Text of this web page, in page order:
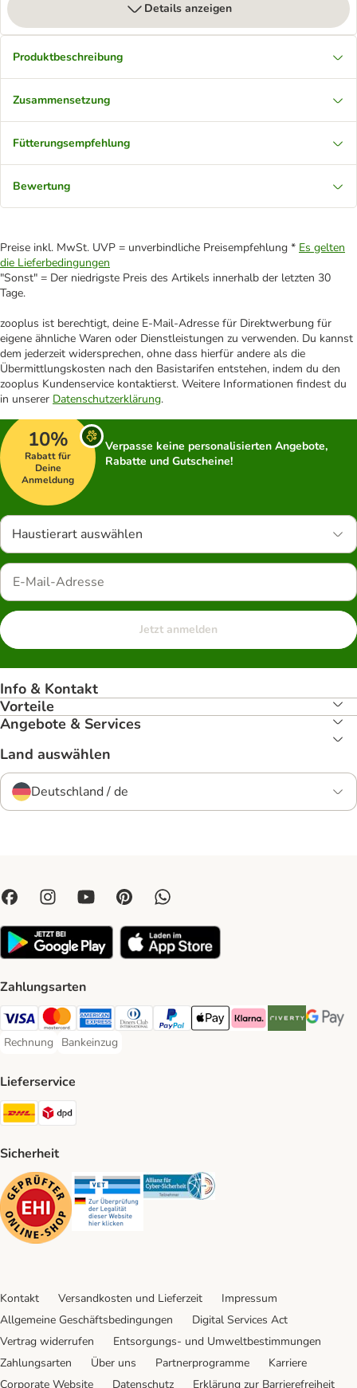
Details anzeigen
Produktbeschreibung
Zusammensetzung
Fütterungsempfehlung
Bewertung
Preise inkl. MwSt. UVP = unverbindliche Preisempfehlung * Es gelten
die Lieferbedingungen
"Sonst" = Der niedrigste Preis des Artikels innerhalb der letzten 30
Tage.
zooplus ist berechtigt, deine E-Mail-Adresse für Direktwerbung für
eigene ähnliche Waren oder Dienstleistungen zu verwenden. Du kannst
dem jederzeit widersprechen, ohne dass hierfür andere als die
Übermittlungskosten nach den Basistarifen entstehen, indem du den
zooplus Kundenservice kontaktierst. Weitere Informationen findest du
in unserer Datenschutzerklärung.
10%
Rabatt für
Deine
Anmeldung
Verpasse keine personalisierten Angebote,
Rabatte und Gutscheine!
Haustierart auswählen
Jetzt anmelden
Info & Kontakt
Vorteile
Angebote & Services
Land auswählen
Deutschland / de
Zahlungsarten
Visa Payment Method
Mastercard Payment Method
American Express Payment Method
Diners Club Payment Method
PayPal Payment Method
Apple Pay Payment Method
Klarna Payment Method
Riverty Payment
Google
Rechnung
Rechnung Payment Method
Bankeinzug
Bankeinzug Payment Method
Lieferservice
DHL Shipping Method
Sicherheit
Security Security Security
Kontakt Versandkosten und Lieferzeit
Impressum
Allgemeine Geschäftsbedingungen
Digital Services Act
Vertrag widerrufen
Entsorgungs- und Umweltbestimmungen
Zahlungsarten
Über uns Partnerprogramme
Karriere
Corporate Website
Datenschutz Erklärung zur Barrierefreiheit